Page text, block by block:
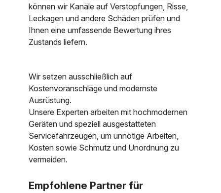
können wir Kanäle auf Verstopfungen, Risse,
Leckagen und andere Schäden prüfen und
Ihnen eine umfassende Bewertung ihres
Zustands liefern.
Wir setzen ausschließlich auf
Kostenvoranschläge und modernste
Ausrüstung.
Unsere Experten arbeiten mit hochmodernen
Geräten und speziell ausgestatteten
Servicefahrzeugen, um unnötige Arbeiten,
Kosten sowie Schmutz und Unordnung zu
vermeiden.
Empfohlene Partner für